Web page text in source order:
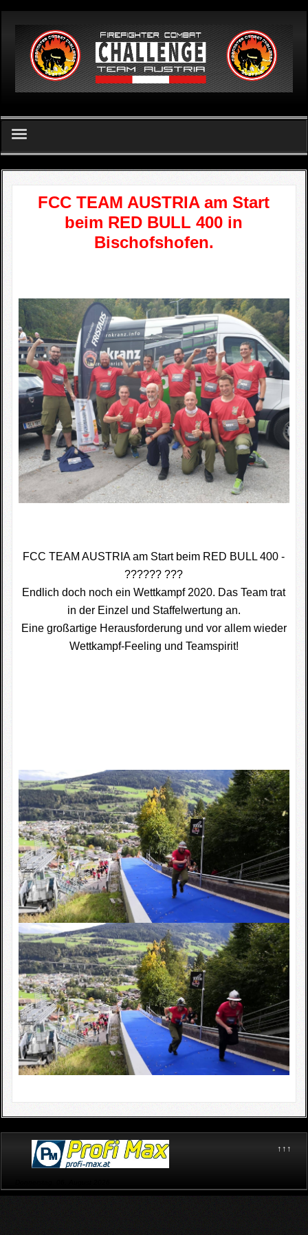
Home
FCC Team Austria - Verein
Challenge
Ergebnislisten
Fotogallerie
Wettkampfkalender
Impressum
Sponsoren
FCC TEAM AUSTRIA am Start
beim RED BULL 400 in
Bischofshofen.
FCC TEAM AUSTRIA am Start beim RED BULL 400 -
?‍????‍? ???
Endlich doch noch ein Wettkampf 2020. Das Team trat
in der Einzel und Staffelwertung an.
Eine großartige Herausforderung und vor allem wieder
Wettkampf-Feeling und Teamspirit!
↑↑↑